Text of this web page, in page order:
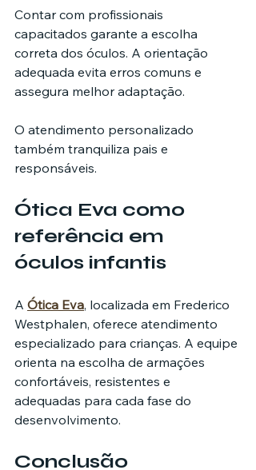
Contar com profissionais
capacitados garante a escolha
correta dos óculos. A orientação
adequada evita erros comuns e
assegura melhor adaptação.
O atendimento personalizado
também tranquiliza pais e
responsáveis.
Ótica Eva como
referência em
óculos infantis
A Ótica Eva, localizada em Frederico
Westphalen, oferece atendimento
especializado para crianças. A equipe
orienta na escolha de armações
confortáveis, resistentes e
adequadas para cada fase do
desenvolvimento.
Conclusão